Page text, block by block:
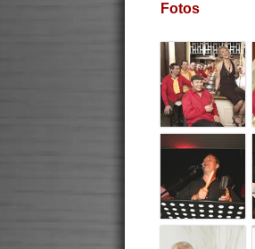
Fotos